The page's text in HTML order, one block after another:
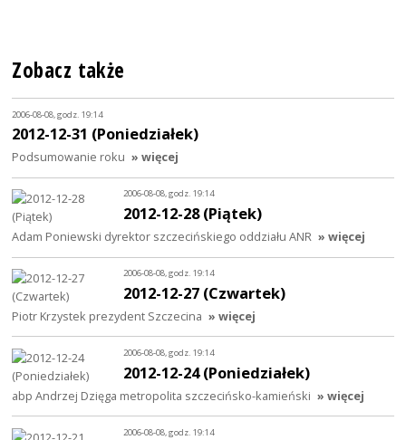
Zobacz także
2006-08-08, godz. 19:14
2012-12-31 (Poniedziałek)
Podsumowanie roku » więcej
2006-08-08, godz. 19:14
2012-12-28 (Piątek)
Adam Poniewski dyrektor szczecińskiego oddziału ANR » więcej
2006-08-08, godz. 19:14
2012-12-27 (Czwartek)
Piotr Krzystek prezydent Szczecina » więcej
2006-08-08, godz. 19:14
2012-12-24 (Poniedziałek)
abp Andrzej Dzięga metropolita szczecińsko-kamieński » więcej
2006-08-08, godz. 19:14